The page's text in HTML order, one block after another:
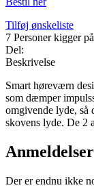
Tilføj ønskeliste
7 Personer kigger
Del:
Beskrivelse
Smart høreværn
som dæmper
omgivende lyde, så
skovens lyde. De 2
Anmeldelser
Der er endnu ikke